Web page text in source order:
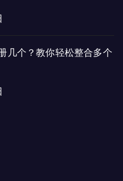
几个？教你轻松整合多个